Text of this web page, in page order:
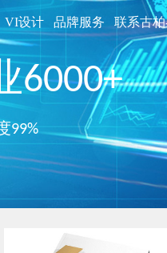
VI设计 品牌服务 联系古柏
6000+
99%